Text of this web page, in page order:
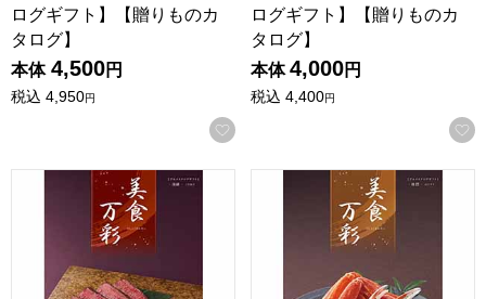
ログギフト】【贈りものカ
タログ】
本体 4,500円
税込 4,950円
お気に入りに登録する
ログギフト】【贈りものカ
タログ】
本体 4,000円
税込 4,400円
美食万彩 深緋(こきあけ)【カタログギフト】【贈りものカタ
美食万彩 榛摺(はりずり)【